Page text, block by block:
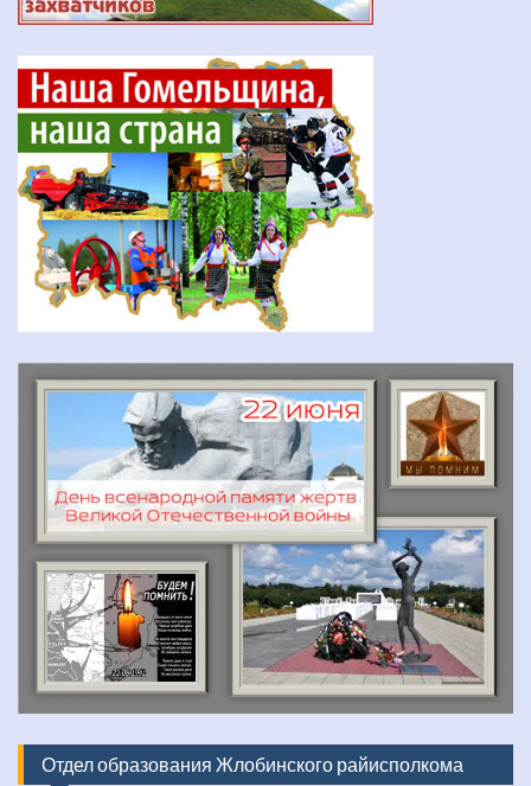
Отдел образования Жлобинского райисполкома